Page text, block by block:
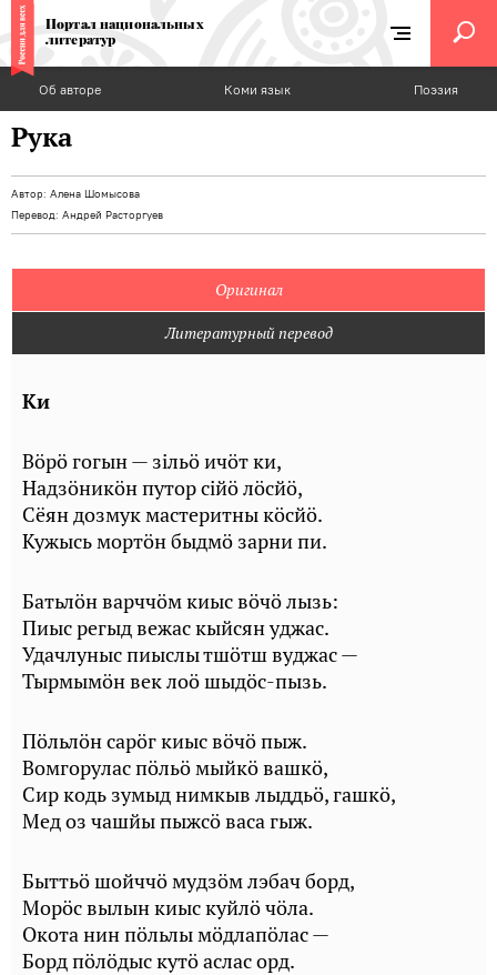
Портал национальных
литератур
Об авторе Коми язык Поэзия
Рука
Автор: Алена Шомысова
Перевод: Андрей Расторгуев
Оригинал
Литературный перевод
Ки
Вӧрӧ гогын — зільӧ ичӧт ки,
Надзӧникӧн путор сійӧ лӧсйӧ,
Сёян дозмук мастеритны кӧсйӧ.
Кужысь мортӧн быдмӧ зарни пи.
Батьлӧн варччӧм киыс вӧчӧ лызь:
Пиыс регыд вежас кыйсян уджас.
Удачлуныс пиыслы тшӧтш вуджас —
Тырмымӧн век лоӧ шыдӧс-пызь.
Пӧльлӧн сарӧг киыс вӧчӧ пыж.
Вомгорулас пӧльӧ мыйкӧ вашкӧ,
Сир кодь зумыд нимкыв лыддьӧ, гашкӧ,
Мед оз чашйы пыжсӧ васа гыж.
Быттьӧ шойччӧ мудзӧм лэбач борд,
Морӧс вылын киыс куйлӧ чӧла.
Окота нин пӧльлы мӧдлапӧлас —
Борд пӧлӧдыс кутӧ аслас орд.